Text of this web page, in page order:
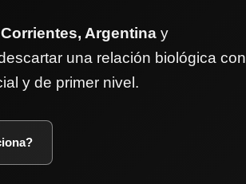
Corrientes, Argentina y
una relación biológica con
y de primer nivel.